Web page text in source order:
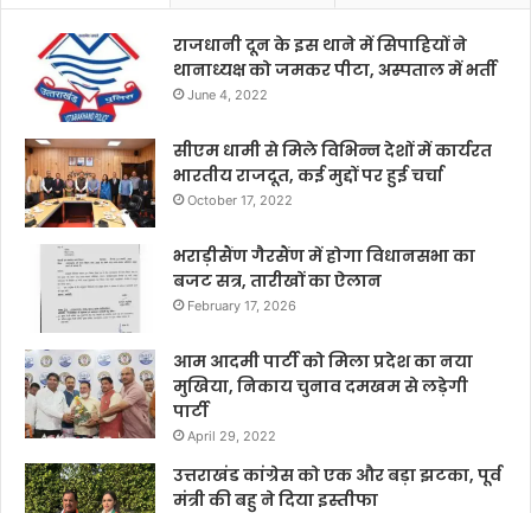
राजधानी दून के इस थाने में सिपाहियों ने
थानाध्यक्ष को जमकर पीटा, अस्पताल में भर्ती
June 4, 2022
सीएम धामी से मिले विभिन्न देशों में कार्यरत
भारतीय राजदूत, कई मुद्दों पर हुई चर्चा
October 17, 2022
भराड़ीसैंण गैरसैंण में होगा विधानसभा का
बजट सत्र, तारीखों का ऐलान
February 17, 2026
आम आदमी पार्टी को मिला प्रदेश का नया
मुखिया, निकाय चुनाव दमखम से लड़ेगी
पार्टी
April 29, 2022
उत्तराखंड कांग्रेस को एक और बड़ा झटका, पूर्व
मंत्री की बहु ने दिया इस्तीफा